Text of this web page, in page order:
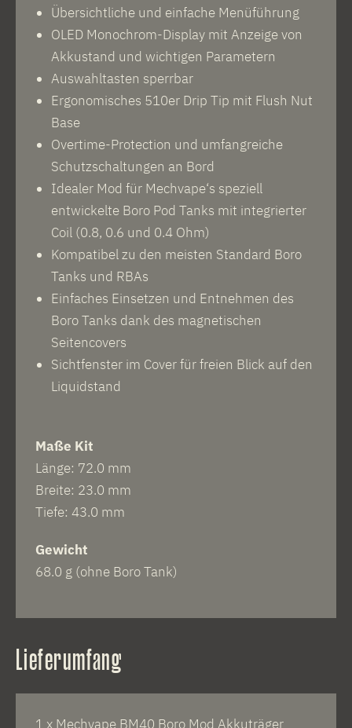
Übersichtliche und einfache Menüführung
OLED Monochrom-Display mit Anzeige von
Akkustand und wichtigen Parametern
Auswahltasten sperrbar
Ergonomisches 510er Drip Tip mit Flush Nut
Base
Overtime-Protection und umfangreiche
Schutzschaltungen an Bord
Idealer Mod für Mechvape‘s speziell
entwickelte Boro Pod Tanks mit integrierter
Coil (0.8, 0.6 und 0.4 Ohm)
Kompatibel zu den meisten Standard Boro
Tanks und RBAs
Einfaches Einsetzen und Entnehmen des
Boro Tanks dank des magnetischen
Seitencovers
Sichtfenster im Cover für freien Blick auf den
Liquidstand
Maße Kit
Länge: 72.0 mm
Breite: 23.0 mm
Tiefe: 43.0 mm
Gewicht
68.0 g (ohne Boro Tank)
Lieferumfang
1 x Mechvape BM40 Boro Mod Akkuträger